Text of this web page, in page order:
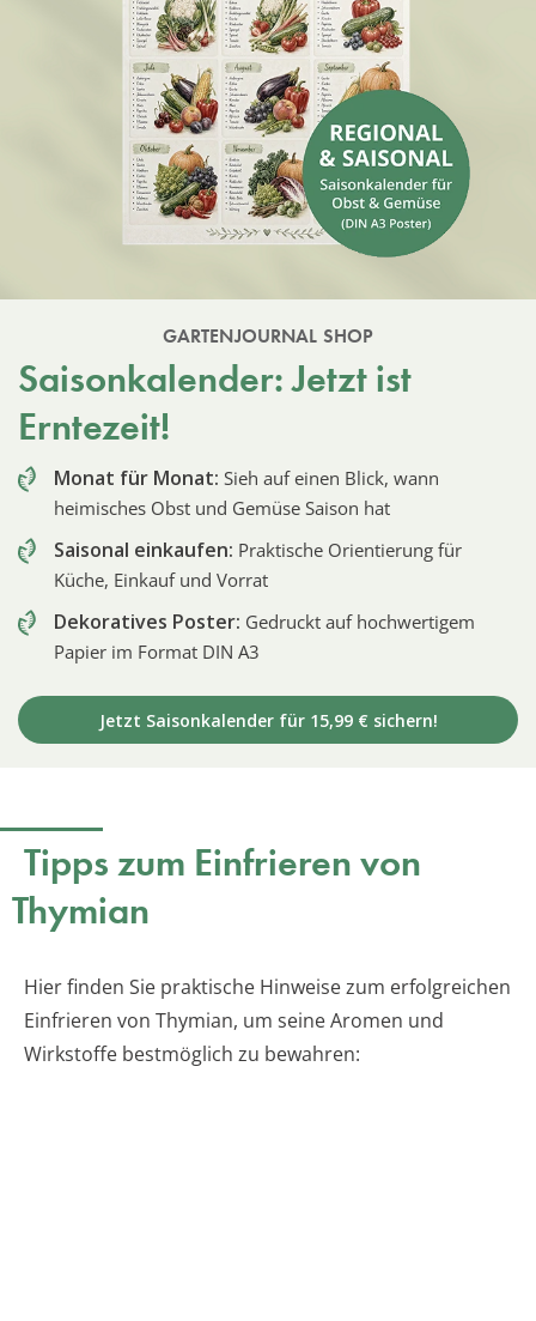
GARTENJOURNAL SHOP
Saisonkalender: Jetzt ist
Erntezeit!
Monat für Monat: Sieh auf einen Blick, wann
heimisches Obst und Gemüse Saison hat
Saisonal einkaufen: Praktische Orientierung für
Küche, Einkauf und Vorrat
Dekoratives Poster: Gedruckt auf hochwertigem
Papier im Format DIN A3
Jetzt Saisonkalender für 15,99 € sichern!
Tipps zum Einfrieren von
Thymian
Hier finden Sie praktische Hinweise zum erfolgreichen
Einfrieren von Thymian, um seine Aromen und
Wirkstoffe bestmöglich zu bewahren: